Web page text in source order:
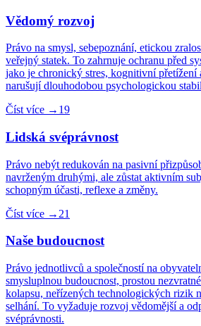
Vědomý rozvoj
Právo na smysl, sebepoznání, etickou
veřejný statek. To zahrnuje ochranu před
jako je chronický stres, kognitivní přetížení
narušují dlouhodobou psychologickou
Číst více → 19
Lidská svéprávnost
Právo nebýt redukován na pasivní
navrženým druhými, ale zůstat aktivním
schopným účasti, reflexe a změny.
Číst více → 21
Naše budoucnost
Právo jednotlivců a společností na
smysluplnou budoucnost, prostou
kolapsu, neřízených technologických rizik
selhání. To vyžaduje rozvoj vědomější a
svéprávnosti.